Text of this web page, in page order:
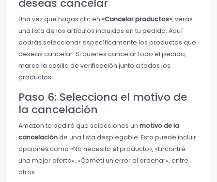
deseas cancelar
Una vez que hagas clic en «Cancelar productos», verás
una lista de los artículos incluidos en tu pedido. Aquí
podrás seleccionar específicamente los productos que
deseas cancelar. Si quieres cancelar todo el pedido,
marca la casilla de verificación junto a todos los
productos.
Paso 6: Selecciona el motivo de
la cancelación
Amazon te pedirá que selecciones un motivo de la
cancelaciónde una lista desplegable. Esto puede incluir
opciones como «No necesito el producto», «Encontré
una mejor oferta», «Cometí un error al ordenar», entre
otros.